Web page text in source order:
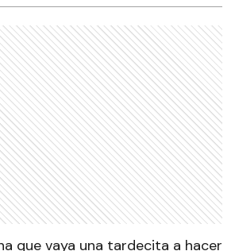
que vaya una tardecita a hacer